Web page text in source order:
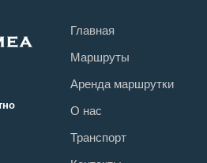
Главная
Маршруты
Аренда маршрутки
О нас
Транспорт